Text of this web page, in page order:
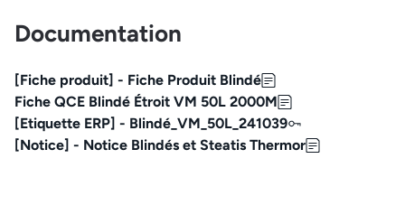
Documentation
[Fiche produit] - Fiche Produit Blindé
Fiche QCE Blindé Étroit VM 50L 2000M
[Etiquette ERP] - Blindé_VM_50L_241039
[Notice] - Notice Blindés et Steatis Thermor